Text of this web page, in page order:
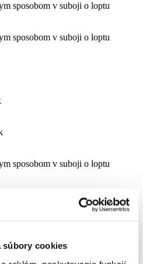
súbory cookies
sposobom v suboji o loptu
sposobom v suboji o loptu
sposobom v suboji o loptu